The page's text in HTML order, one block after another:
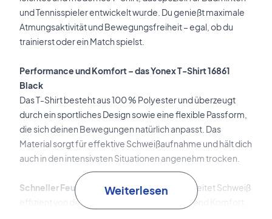
und Tennisspieler entwickelt wurde. Du genießt maximale
Atmungsaktivität und Bewegungsfreiheit – egal, ob du
trainierst oder ein Match spielst.
Performance und Komfort – das Yonex T-Shirt 16861
Black
Das T-Shirt besteht aus 100 % Polyester und überzeugt
durch ein sportliches Design sowie eine flexible Passform,
die sich deinen Bewegungen natürlich anpasst. Das
Material sorgt für effektive Schweißaufnahme und hält dich
auch in den intensivsten Situationen angenehm trocken.
Schneller FeuchtigkeitstransportDer Stoff leitet Schweiß
effizient von der Haut ab, damit du durchgehend Komfort
Weiterlesen